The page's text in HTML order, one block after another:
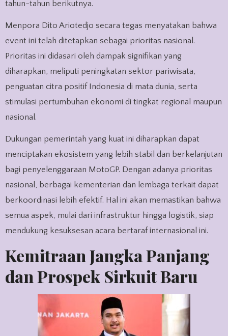
tahun-tahun berikutnya.
Menpora Dito Ariotedjo secara tegas menyatakan bahwa
event ini telah ditetapkan sebagai prioritas nasional.
Prioritas ini didasari oleh dampak signifikan yang
diharapkan, meliputi peningkatan sektor pariwisata,
penguatan citra positif Indonesia di mata dunia, serta
stimulasi pertumbuhan ekonomi di tingkat regional maupun
nasional.
Dukungan pemerintah yang kuat ini diharapkan dapat
menciptakan ekosistem yang lebih stabil dan berkelanjutan
bagi penyelenggaraan MotoGP. Dengan adanya prioritas
nasional, berbagai kementerian dan lembaga terkait dapat
berkoordinasi lebih efektif. Hal ini akan memastikan bahwa
semua aspek, mulai dari infrastruktur hingga logistik, siap
mendukung kesuksesan acara bertaraf internasional ini.
Kemitraan Jangka Panjang
dan Prospek Sirkuit Baru